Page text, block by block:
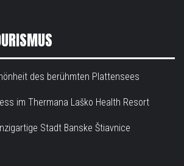
des berühmten Plattensees
im Thermana Laško Health Resort
Stadt Banske Štiavnice